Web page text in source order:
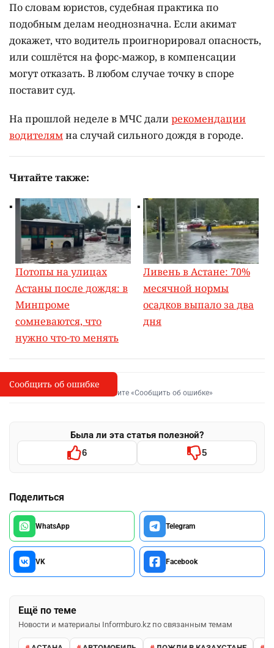
По словам юристов, судебная практика по
подобным делам неоднозначна. Если акимат
докажет, что водитель проигнорировал опасность,
или сошлётся на форс-мажор, в компенсации
могут отказать. В любом случае точку в споре
поставит суд.
На прошлой неделе в МЧС далирекомендации
водителямна случай сильного дождя в городе.
Читайте также:
Потопы на улицах
Астаны после дождя: в
Минпроме
сомневаются, что
нужно что-то менять
Ливень в Астане: 70%
месячной нормы
осадков выпало за два
дня
I
Сообщить об опечатке
Выделите фрагмент и нажмите «Сообщить об ошибке»
Была ли эта статья полезной?
6 5
Поделиться
WhatsApp Telegram
VK Facebook
Ещё по теме
Новости и материалы Informburo.kz по связанным темам
Сообщить об ошибке